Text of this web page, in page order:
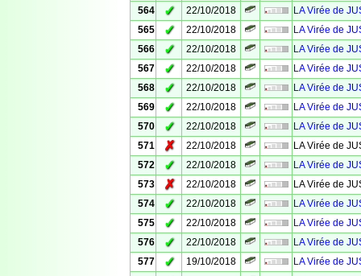
564
✓ 22/10/2018
LA Virée de
565
✓ 22/10/2018
LA Virée de
566
✓ 22/10/2018
LA Virée de
567
✓ 22/10/2018
LA Virée de
568
✓ 22/10/2018
LA Virée de
569
✓ 22/10/2018
LA Virée de
570
✓ 22/10/2018
LA Virée de
571
✗ 22/10/2018
LA Virée de
572
✓ 22/10/2018
LA Virée de
573
✗ 22/10/2018
LA Virée de
574
✓ 22/10/2018
LA Virée de
575
✓ 22/10/2018
LA Virée de
576
✓ 22/10/2018
LA Virée de
577
✓ 19/10/2018
LA Virée de